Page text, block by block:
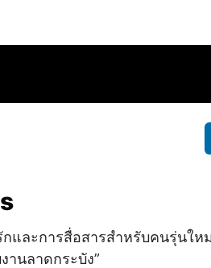
และการสื่อสารสำหรับคนรุ่นให
านลาดกระบัง”